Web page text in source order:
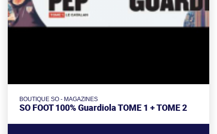
BOUTIQUE SO - MAGAZINES
SO FOOT 100% Guardiola TOME 1 + TOME 2